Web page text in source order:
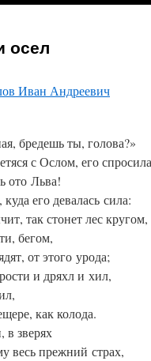
осел
Иван Андреевич
бредешь ты, голова?»
с Ослом, его
ото Льва!
его девалась сила:
так стонет лес кругом,
бегом,
от этого урода;
и дряхл и хил,
как колода.
зверях
весь прежний страх,